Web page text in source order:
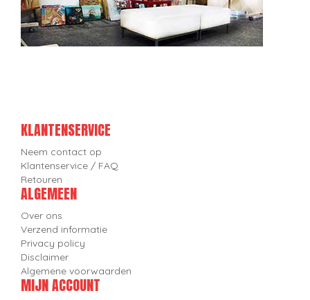
KLANTENSERVICE
Neem contact op
Klantenservice / FAQ
Retouren
ALGEMEEN
Over ons
Verzend informatie
Privacy policy
Disclaimer
Algemene voorwaarden
MIJN ACCOUNT